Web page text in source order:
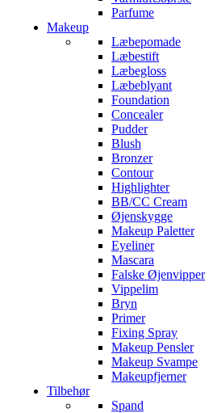
Parfume
Makeup
Læbepomade
Læbestift
Læbegloss
Læbeblyant
Foundation
Concealer
Pudder
Blush
Bronzer
Contour
Highlighter
BB/CC Cream
Øjenskygge
Makeup Paletter
Eyeliner
Mascara
Falske Øjenvipper
Vippelim
Bryn
Primer
Fixing Spray
Makeup Pensler
Makeup Svampe
Makeupfjerner
Tilbehør
Spand